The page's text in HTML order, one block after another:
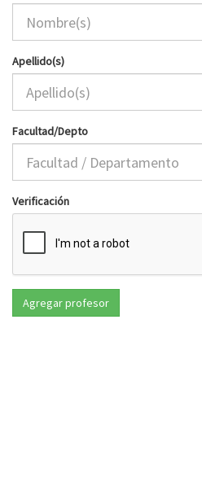
Apellido(s)
Facultad/Depto
Verificación